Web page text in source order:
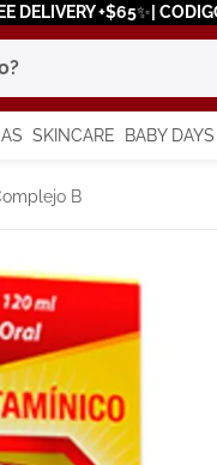
DELIVERY +$65✨|
SKINCARE BABY DAYS
B